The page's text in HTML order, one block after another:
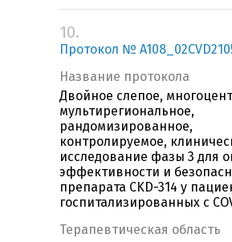
10.
Протокол №
Название протокола
Двойное слепое,
мультирегиональное,
рандомизированное,
контролируемое,
исследование фазы 3 для
эффективности и
препарата CKD-314 у
госпитализированных с
Терапевтическая область